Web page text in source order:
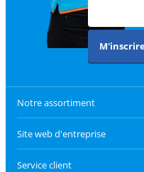
Notre assortiment
Site web d'entreprise
Service client